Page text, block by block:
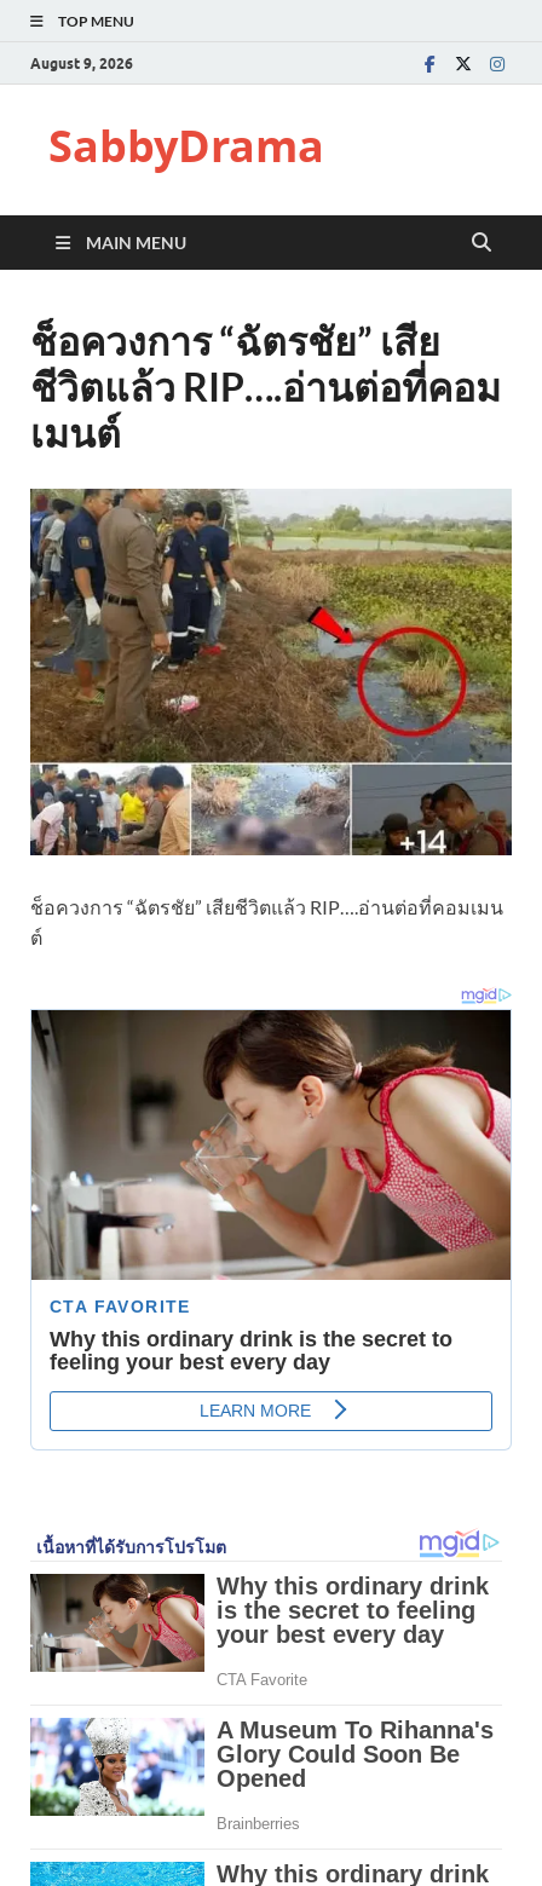
TOP MENU
August 9, 2026
SabbyDrama
MAIN MENU
ช็อควงการ “ฉัตรชัย” เสีย
ชีวิตแล้ว RIP….อ่านต่อที่คอม
เมนต์
ช็อควงการ “ฉัตรชัย” เสียชีวิตแล้ว RIP….อ่านต่อที่คอมเมน
ต์